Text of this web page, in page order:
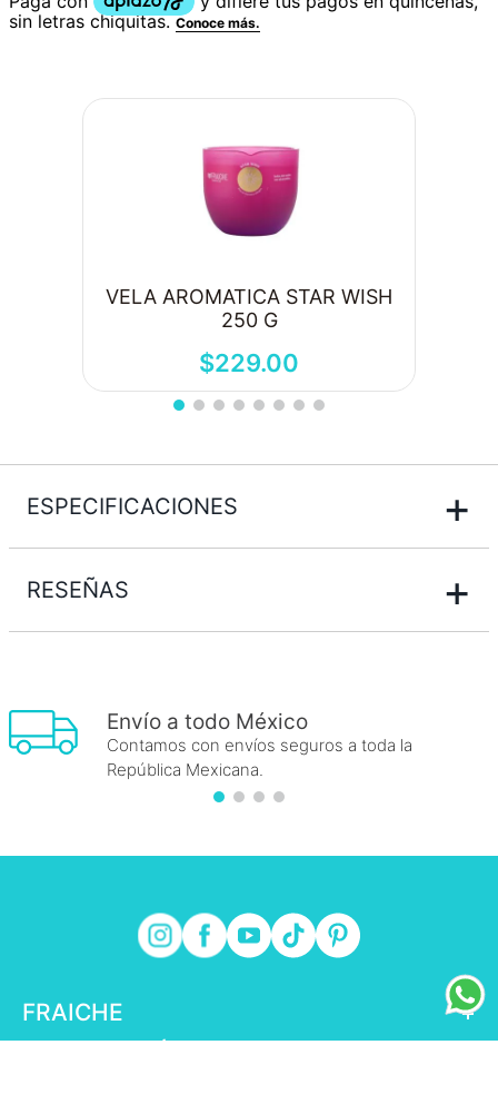
VELA AROMATICA STAR WISH
250 G
$229.00
ESPECIFICACIONES +
RESEÑAS +
Envío a todo México
Contamos con envíos seguros a toda la
República Mexicana.
FRAICHE
+